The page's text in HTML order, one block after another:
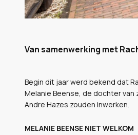
Van samenwerking met
Begin dit jaar werd bekend dat
Melanie Beense, de dochter van
Andre Hazes zouden inwerken.
MELANIE BEENSE NIET WELKOM